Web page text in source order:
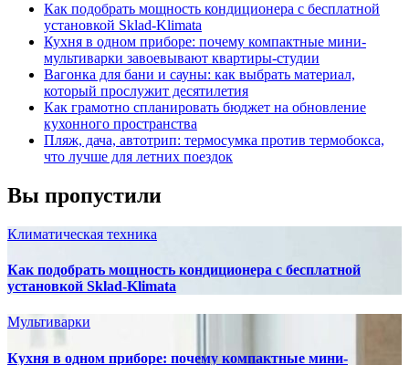
Как подобрать мощность кондиционера с бесплатной
установкой Sklad-Klimata
Кухня в одном приборе: почему компактные мини-
мультиварки завоевывают квартиры-студии
Вагонка для бани и сауны: как выбрать материал,
который прослужит десятилетия
Как грамотно спланировать бюджет на обновление
кухонного пространства
Пляж, дача, автотрип: термосумка против термобокса,
что лучше для летних поездок
Вы пропустили
Климатическая техника
Как подобрать мощность кондиционера с бесплатной
установкой Sklad-Klimata
Мультиварки
Кухня в одном приборе: почему компактные мини-